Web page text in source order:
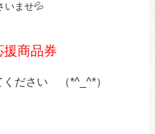
いませ💦
援商品券
ください （*^_^*）